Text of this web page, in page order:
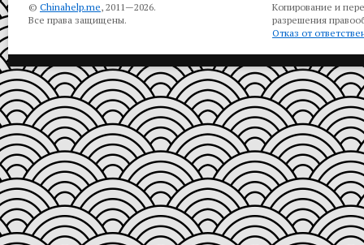
© Chinahelp.me, 2011—2026.
Все права защищены.
Копирование и
разрешения
Отказ от